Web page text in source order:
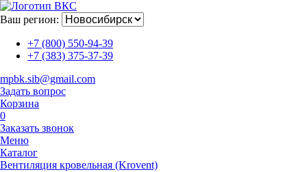
Ваш регион:
+7 (800) 550-94-39
+7 (383) 375-37-39
mpbk.sib@gmail.com
Задать вопрос
Корзина
0
Заказать звонок
Меню
Каталог
Вентиляция кровельная (Krovent)